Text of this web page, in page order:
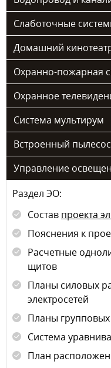
Слаботочные
Домашний
Охранно-пожарная
Охранное
Система мультирум
Встроенный пылесос
Управление
Раздел ЭО:
Состав проекта
Пояснения к
Расчетные
щитов
Планы силовых
электросетей
Планы групповых
Система
План